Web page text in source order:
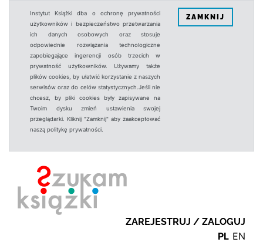
Instytut Książki dba o ochronę prywatności
użytkowników i bezpieczeństwo przetwarzania
ich danych osobowych oraz stosuje
odpowiednie rozwiązania technologiczne
zapobiegające ingerencji osób trzecich w
prywatność użytkowników. Używamy także
plików cookies, by ułatwić korzystanie z naszych
serwisów oraz do celów statystycznych.Jeśli nie
chcesz, by pliki cookies były zapisywane na
Twoim dysku zmień ustawienia swojej
przeglądarki. Kliknij "Zamknij" aby zaakceptować
naszą politykę prywatności.
ZAMKNIJ
ZAREJESTRUJ / ZALOGUJ
PL EN